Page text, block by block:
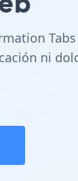
ni